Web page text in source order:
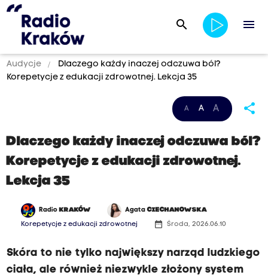
search menu
Audycje
Dlaczego każdy inaczej odczuwa ból?
Korepetycje z edukacji zdrowotnej. Lekcja 35
A A A share
Dlaczego każdy inaczej odczuwa ból?
Korepetycje z edukacji zdrowotnej.
Lekcja 35
Radio KRAKÓW AgataCIECHANOWSKA
Korepetycje z edukacji zdrowotnej date_range Środa, 2026.06.10
Skóra to nie tylko największy narząd ludzkiego
ciała, ale również niezwykle złożony system